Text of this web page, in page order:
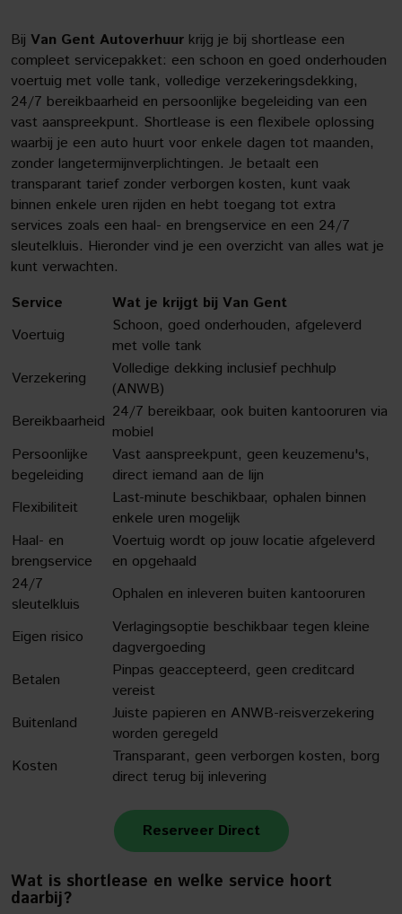
Bij Van Gent Autoverhuur krijg je bij shortlease een
compleet servicepakket: een schoon en goed onderhouden
voertuig met volle tank, volledige verzekeringsdekking,
24/7 bereikbaarheid en persoonlijke begeleiding van een
vast aanspreekpunt. Shortlease is een flexibele oplossing
waarbij je een auto huurt voor enkele dagen tot maanden,
zonder langetermijnverplichtingen. Je betaalt een
transparant tarief zonder verborgen kosten, kunt vaak
binnen enkele uren rijden en hebt toegang tot extra
services zoals een haal- en brengservice en een 24/7
sleutelkluis. Hieronder vind je een overzicht van alles wat je
kunt verwachten.
Service
Wat je krijgt bij Van Gent
Voertuig
Schoon, goed onderhouden, afgeleverd
met volle tank
Verzekering
Volledige dekking inclusief pechhulp
(ANWB)
Bereikbaarheid 24/7 bereikbaar, ook buiten kantooruren via
mobiel
Persoonlijke
begeleiding
Vast aanspreekpunt, geen keuzemenu's,
direct iemand aan de lijn
Flexibiliteit
Last-minute beschikbaar, ophalen binnen
enkele uren mogelijk
Haal- en
brengservice
Voertuig wordt op jouw locatie afgeleverd
en opgehaald
24/7
sleutelkluis
Ophalen en inleveren buiten kantooruren
Eigen risico
Verlagingsoptie beschikbaar tegen kleine
dagvergoeding
Betalen
Pinpas geaccepteerd, geen creditcard
vereist
Buitenland
Juiste papieren en ANWB-reisverzekering
worden geregeld
Kosten
Transparant, geen verborgen kosten, borg
direct terug bij inlevering
Reserveer Direct
Wat is shortlease en welke service hoort
daarbij?